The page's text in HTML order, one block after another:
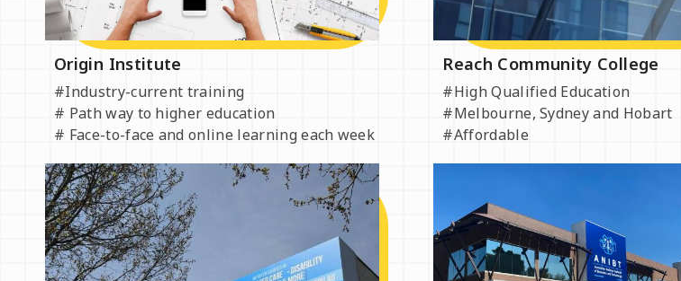
Origin Institute
#Industry-current training
# Path way to higher education
# Face-to-face and online learning each week
Reach Community College
#High Qualified Education
#Melbourne, Sydney and Hobart
#Affordable